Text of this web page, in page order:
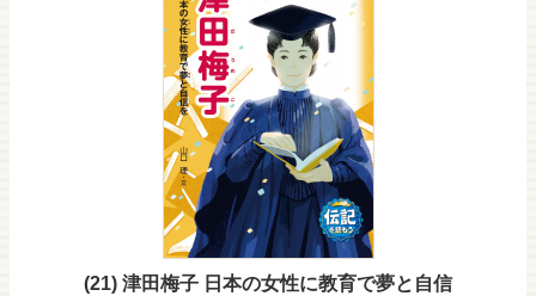
21 津田梅子 日本の女性に教育で夢と自信